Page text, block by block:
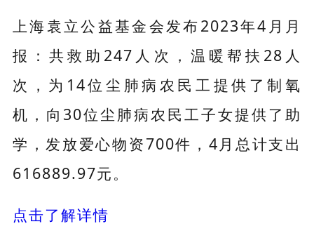
上海袁立公益基金会发布2023年4月月
报：共救助247人次，温暖帮扶28人
次，为14位尘肺病农民工提供了制氧
机，向30位尘肺病农民工子女提供了助
学，发放爱心物资700件，4月总计支出
616889.97元。
点击了解详情